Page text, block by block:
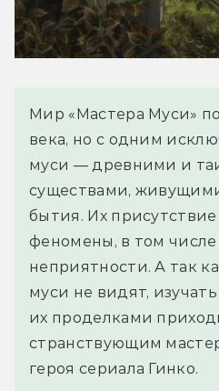
Мир «Мастера Муси»
века, но с одним
муси — древними и
существами,
бытия. Их
феномены, в том
неприятности. А так
муси не видят,
их проделками
странствующим
героя сериала Гинко.